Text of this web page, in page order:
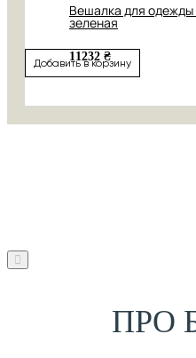
Вешалка для одежды
зеленая
11232 ₴
Добавить в корзину
ПРО